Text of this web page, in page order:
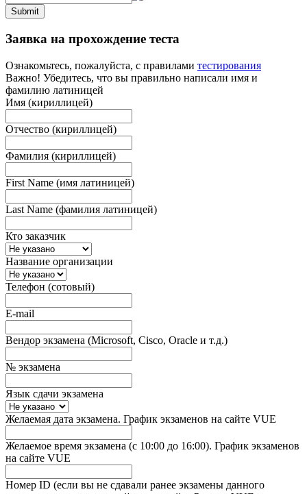
Submit
Заявка на прохождение теста
Ознакомьтесь, пожалуйста, с правилами тестирования
Важно! Убедитесь, что вы правильно написали имя и
фамилию латиницей
Имя (кириллицей)
Отчество (кириллицей)
Фамилия (кириллицей)
First Name (имя латиницей)
Last Name (фамилия латиницей)
Кто заказчик
Название организации
Телефон (сотовый)
E-mail
Вендор экзамена (Microsoft, Cisco, Oracle и т.д.)
№ экзамена
Язык сдачи экзамена
Желаемая дата экзамена. График экзаменов на сайте VUE
Желаемое время экзамена (с 10:00 до 16:00). График экзаменов
на сайте VUE
Номер ID (если вы не сдавали ранее экзамены данного